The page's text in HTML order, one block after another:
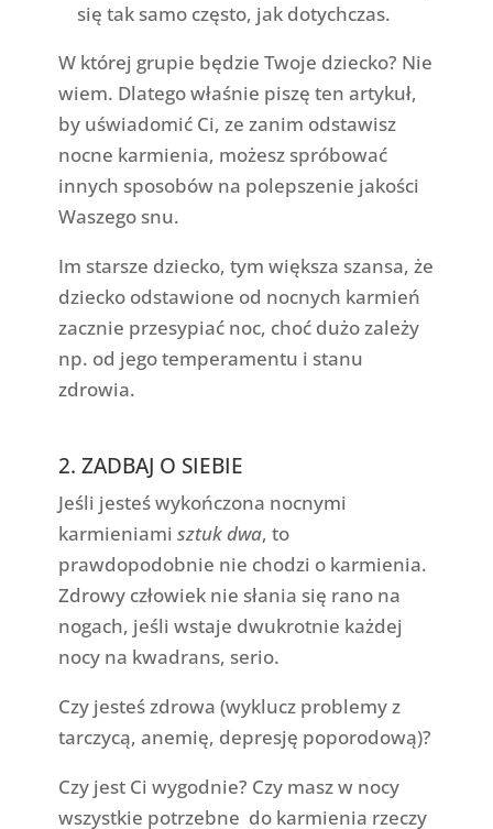
się tak samo często, jak dotychczas.
W której grupie będzie Twoje dziecko? Nie
wiem. Dlatego właśnie piszę ten artykuł,
by uświadomić Ci, ze zanim odstawisz
nocne karmienia, możesz spróbować
innych sposobów na polepszenie jakości
Waszego snu.
Im starsze dziecko, tym większa szansa, że
dziecko odstawione od nocnych karmień
zacznie przesypiać noc, choć dużo zależy
np. od jego temperamentu i stanu
zdrowia.
2. ZADBAJ O SIEBIE
Jeśli jesteś wykończona nocnymi
karmieniamisztuk dwa, to
prawdopodobnie nie chodzi o karmienia.
Zdrowy człowiek nie słania się rano na
nogach, jeśli wstaje dwukrotnie każdej
nocy na kwadrans, serio.
Czy jesteś zdrowa (wyklucz problemy z
tarczycą, anemię, depresję poporodową)?
Czy jest Ci wygodnie? Czy masz w nocy
wszystkie potrzebne do karmienia rzeczy